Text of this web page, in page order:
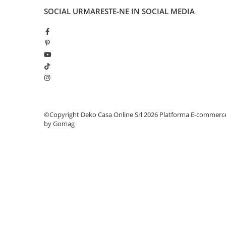
SOCIAL URMARESTE-NE IN SOCIAL MEDIA
©Copyright Deko Casa Online Srl 2026 Platforma E-
by Gomag